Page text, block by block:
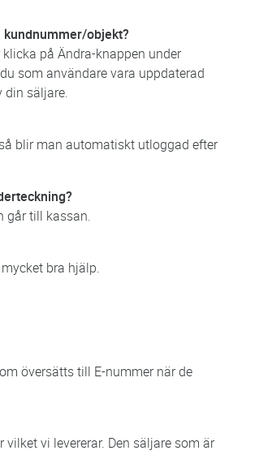
kundnummer/objekt?
på Ändra-knappen under
som användare vara uppdaterad
din säljare.
blir man automatiskt utloggad efter
går till kassan.
bra hjälp.
översätts till E-nummer när de
vi levererar. Den säljare som är